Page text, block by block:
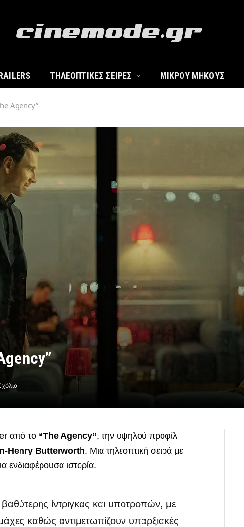
ΤΗΛΕΟΠΤΙΚΈΣ ΣΕΙΡΈΣ ΜΙΚΡΟΎ ΜΉΚΟΥΣ
Agency”
από το “The Agency”, την υψηλού προφίλ
Henry Butterworth. Μια τηλεοπτική σειρά με
ενδιαφέρουσα ιστορία.
ίντριγκας και υποτροπών, με
καθώς αντιμετωπίζουν υπαρξιακές